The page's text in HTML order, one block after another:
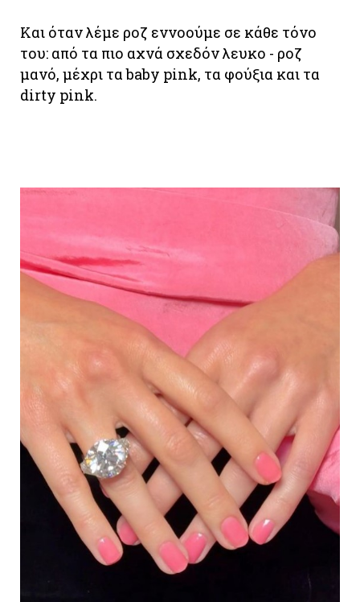
Και όταν λέμε ροζ εννοούμε σε κάθε τόνο
του: από τα πιο αχνά σχεδόν λευκο - ροζ
μανό, μέχρι τα baby pink, τα φούξια και τα
dirty pink.